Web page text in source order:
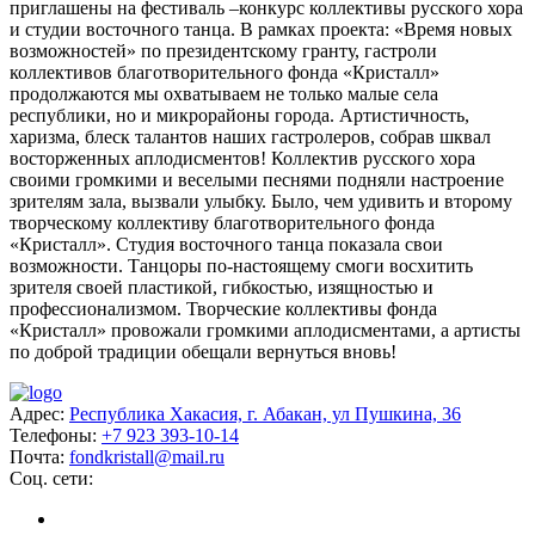
приглашены на фестиваль –конкурс коллективы русского хора
и студии восточного танца. В рамках проекта: «Время новых
возможностей» по президентскому гранту, гастроли
коллективов благотворительного фонда «Кристалл»
продолжаются мы охватываем не только малые села
республики, но и микрорайоны города. Артистичность,
харизма, блеск талантов наших гастролеров, собрав шквал
восторженных аплодисментов! Коллектив русского хора
своими громкими и веселыми песнями подняли настроение
зрителям зала, вызвали улыбку. Было, чем удивить и второму
творческому коллективу благотворительного фонда
«Кристалл». Студия восточного танца показала свои
возможности. Танцоры по-настоящему смоги восхитить
зрителя своей пластикой, гибкостью, изящностью и
профессионализмом. Творческие коллективы фонда
«Кристалл» провожали громкими аплодисментами, а артисты
по доброй традиции обещали вернуться вновь!
Адрес: Республика Хакасия, г. Абакан, ул Пушкина, 36
Телефоны: +7 923 393-10-14
Почта: fondkristall@mail.ru
Соц. сети: